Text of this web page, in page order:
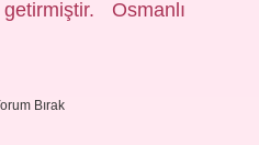
Osmanlı
Bırak